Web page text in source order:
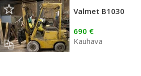
Valmet B1030
690 €
Kauhava